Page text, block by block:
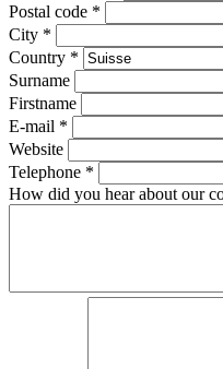
Postal code *
City *
Country *
Surname
Firstname
E-mail *
Website
Telephone *
How did you hear about our